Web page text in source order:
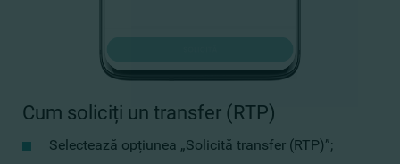
Cum soliciți un transfer (RTP)
Selectează opțiunea „Solicită transfer (RTP)”;